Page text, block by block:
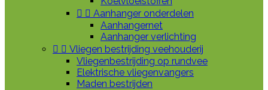
  Aanhanger onderdelen
Aanhangernet
Aanhanger verlichting
  Vliegen bestrijding veehouderij
Vliegenbestrijding op rundvee
Elektrische vliegenvangers
Maden bestrijden